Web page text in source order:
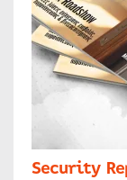
Security